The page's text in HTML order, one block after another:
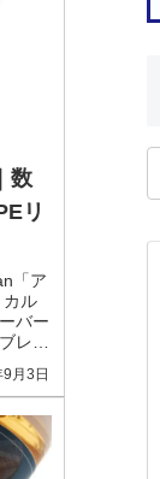
数
リ
「ア
カル
バー
レン
月3日